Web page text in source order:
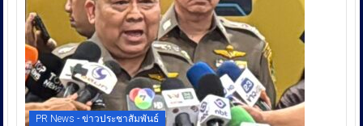
PR News - ข่าวประชาสัมพันธ์